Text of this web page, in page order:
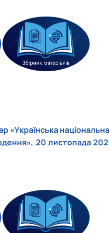
«Українська національна
20 листопада